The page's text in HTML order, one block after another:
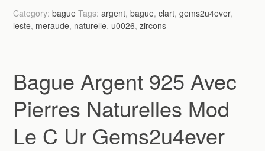
Category:bague Tags:argent,bague,clart,gems2u4ever,
leste, meraude, naturelle, u0026,zircons
Bague Argent 925 Avec
Pierres Naturelles Mod
Le C Ur Gems2u4ever